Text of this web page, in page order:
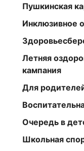
Пушкинская
Инклюзивное
Летняя
кампания
Для
Очередь в
Школьная